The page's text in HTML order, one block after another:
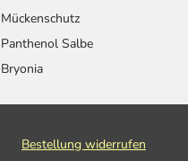
Mückenschutz
Panthenol Salbe
Bryonia
Bestellung widerrufen